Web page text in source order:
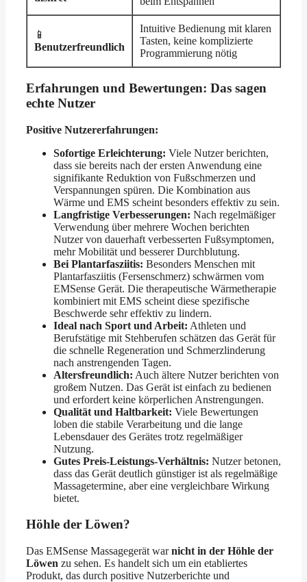
📱
Benutzerfreundlich
Intuitive Bedienung mit klaren
Tasten, keine komplizierte
Programmierung nötig
Erfahrungen und Bewertungen: Das sagen
echte Nutzer
Positive Nutzererfahrungen:
Sofortige Erleichterung: Viele Nutzer berichten,
dass sie bereits nach der ersten Anwendung eine
signifikante Reduktion von Fußschmerzen und
Verspannungen spüren. Die Kombination aus
Wärme und EMS scheint besonders effektiv zu sein.
Langfristige Verbesserungen: Nach regelmäßiger
Verwendung über mehrere Wochen berichten
Nutzer von dauerhaft verbesserten Fußsymptomen,
mehr Mobilität und besserer Durchblutung.
Bei Plantarfasziitis: Besonders Menschen mit
Plantarfasziitis (Fersenschmerz) schwärmen vom
EMSense Gerät. Die therapeutische Wärmetherapie
kombiniert mit EMS scheint diese spezifische
Beschwerde sehr effektiv zu lindern.
Ideal nach Sport und Arbeit: Athleten und
Berufstätige mit Stehberufen schätzen das Gerät für
die schnelle Regeneration und Schmerzlinderung
nach anstrengenden Tagen.
Altersfreundlich: Auch ältere Nutzer berichten von
großem Nutzen. Das Gerät ist einfach zu bedienen
und erfordert keine körperlichen Anstrengungen.
Qualität und Haltbarkeit: Viele Bewertungen
loben die stabile Verarbeitung und die lange
Lebensdauer des Gerätes trotz regelmäßiger
Nutzung.
Gutes Preis-Leistungs-Verhältnis: Nutzer betonen,
dass das Gerät deutlich günstiger ist als regelmäßige
Massagetermine, aber eine vergleichbare Wirkung
bietet.
Höhle der Löwen?
Das EMSense Massagegerät warnicht in der Höhle der
Löwen zu sehen. Es handelt sich um ein etabliertes
Produkt, das durch positive Nutzerberichte und